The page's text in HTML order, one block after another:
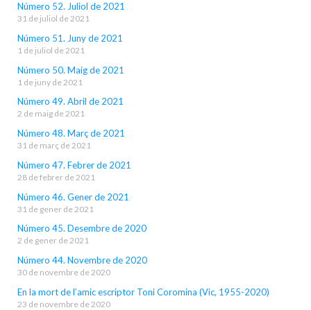
Número 52. Juliol de 2021
31 de juliol de 2021
Número 51. Juny de 2021
1 de juliol de 2021
Número 50. Maig de 2021
1 de juny de 2021
Número 49. Abril de 2021
2 de maig de 2021
Número 48. Març de 2021
31 de març de 2021
Número 47. Febrer de 2021
28 de febrer de 2021
Número 46. Gener de 2021
31 de gener de 2021
Número 45. Desembre de 2020
2 de gener de 2021
Número 44. Novembre de 2020
30 de novembre de 2020
En la mort de l’amic escriptor Toni Coromina (Vic, 1955-2020)
23 de novembre de 2020